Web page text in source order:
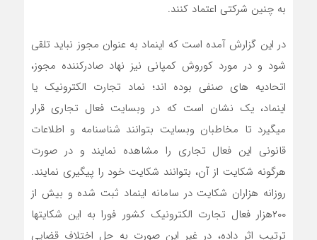
به چنین شرکتی اعتماد کنند.
در این گزارش آمده است که اینماد به عنوان مجوز نباید تلقی
شود و در مورد کوروش کمپانی نیز نهاد صادرکننده مجوز،
اتحادیه های صنفی بوده اند؛ نماد تجارت الکترونیک یا
اینماد، یک نشان است که در وبسایت فعال تجاری قرار
میگیرد تا مخاطبان وبسایت بتوانند شناسنامه و اطلاعات
قانونی این فعال تجاری را مشاهده نمایند و در صورت
هرگونه شکایت از آن، بتوانند شکایت خود را پیگیری نمایند.
روزانه هزاران شکایت در سامانه اینماد ثبت شده و بیش از
۲۰۰هزار فعال تجارت الکترونیک کشور فورا به این شکایتها
ترتیب اثر داده، در غیر این صورت به حل اختلاف قضایی